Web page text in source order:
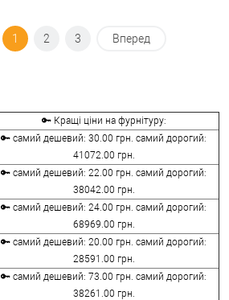
1 2 3 Вперед
🔑 Кращі ціни на фурнітуру:
🔑 самий дешевий: 30.00 грн. самий дорогий:
41072.00 грн.
🔑 самий дешевий: 22.00 грн. самий дорогий:
38042.00 грн.
🔑 самий дешевий: 24.00 грн. самий дорогий:
68969.00 грн.
🔑 самий дешевий: 20.00 грн. самий дорогий:
28591.00 грн.
🔑 самий дешевий: 73.00 грн. самий дорогий:
38261.00 грн.